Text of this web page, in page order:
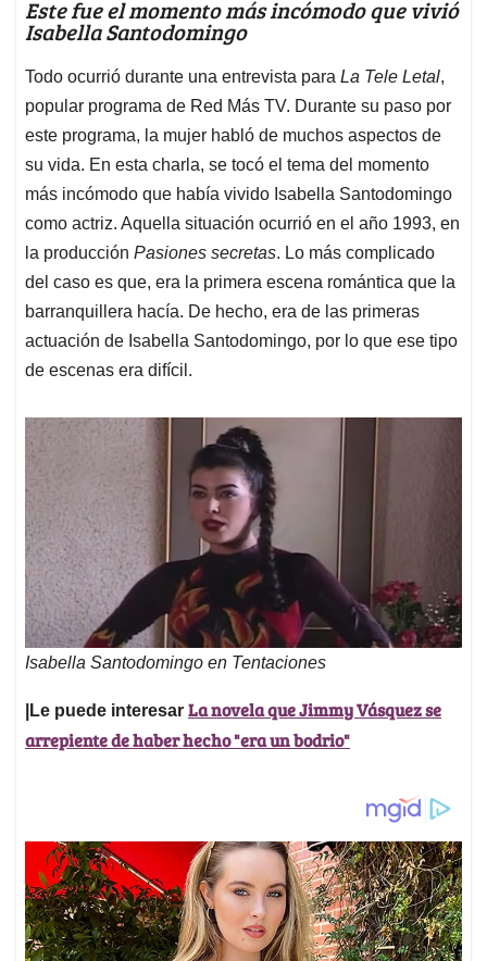
Este fue el momento más incómodo que vivió
Isabella Santodomingo
Todo ocurrió durante una entrevista para La Tele Letal,
popular programa de Red Más TV. Durante su paso por
este programa, la mujer habló de muchos aspectos de
su vida. En esta charla, se tocó el tema del momento
más incómodo que había vivido Isabella Santodomingo
como actriz. Aquella situación ocurrió en el año 1993, en
la producción Pasiones secretas. Lo más complicado
del caso es que, era la primera escena romántica que la
barranquillera hacía. De hecho, era de las primeras
actuación de Isabella Santodomingo, por lo que ese tipo
de escenas era difícil.
Isabella Santodomingo en Tentaciones
|Le puede interesar La novela que Jimmy Vásquez se
arrepiente de haber hecho "era un bodrio"